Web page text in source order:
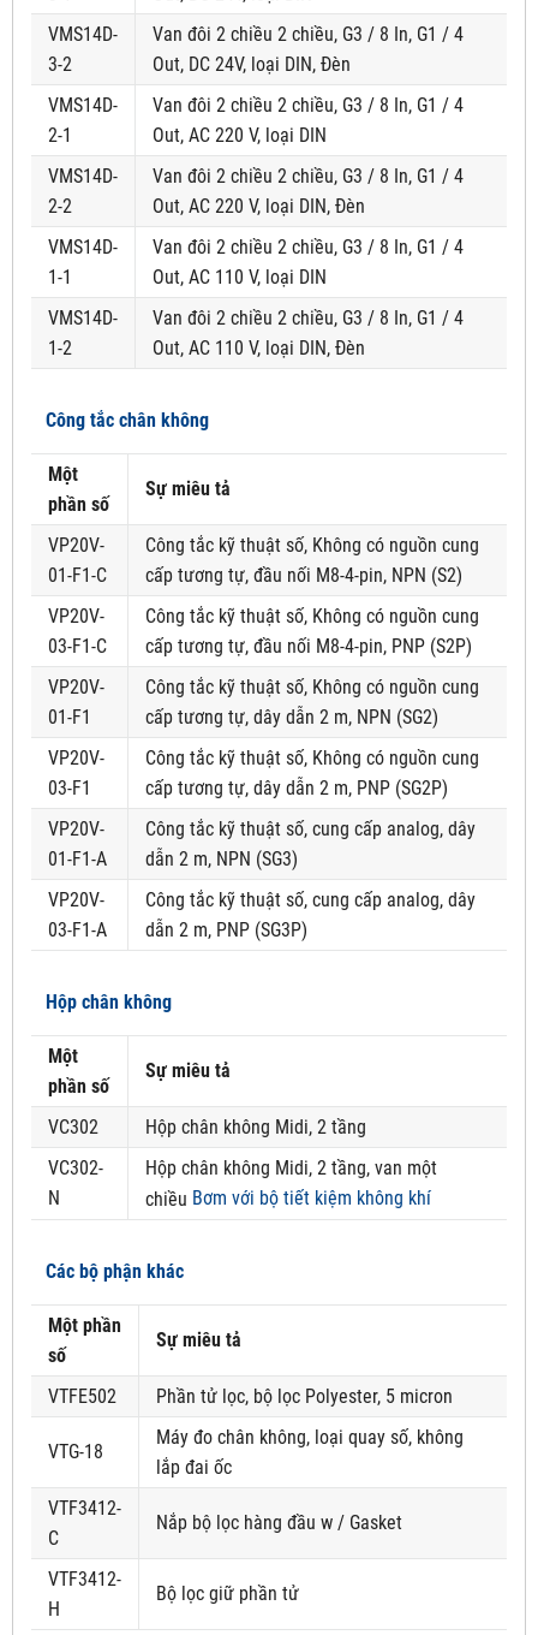
VMS14D-
3-2
Van đôi 2 chiều 2 chiều, G3 / 8 In, G1 / 4
Out, DC 24V, loại DIN, Đèn
VMS14D-
2-1
Van đôi 2 chiều 2 chiều, G3 / 8 In, G1 / 4
Out, AC 220 V, loại DIN
VMS14D-
2-2
Van đôi 2 chiều 2 chiều, G3 / 8 In, G1 / 4
Out, AC 220 V, loại DIN, Đèn
VMS14D-
1-1
Van đôi 2 chiều 2 chiều, G3 / 8 In, G1 / 4
Out, AC 110 V, loại DIN
VMS14D-
1-2
Van đôi 2 chiều 2 chiều, G3 / 8 In, G1 / 4
Out, AC 110 V, loại DIN, Đèn
Công tắc chân không
Một
phần số
Sự miêu tả
VP20V-
01-F1-C
Công tắc kỹ thuật số, Không có nguồn cung
cấp tương tự, đầu nối M8-4-pin, NPN (S2)
VP20V-
03-F1-C
Công tắc kỹ thuật số, Không có nguồn cung
cấp tương tự, đầu nối M8-4-pin, PNP (S2P)
VP20V-
01-F1
Công tắc kỹ thuật số, Không có nguồn cung
cấp tương tự, dây dẫn 2 m, NPN (SG2)
VP20V-
03-F1
Công tắc kỹ thuật số, Không có nguồn cung
cấp tương tự, dây dẫn 2 m, PNP (SG2P)
VP20V-
01-F1-A
Công tắc kỹ thuật số, cung cấp analog, dây
dẫn 2 m, NPN (SG3)
VP20V-
03-F1-A
Công tắc kỹ thuật số, cung cấp analog, dây
dẫn 2 m, PNP (SG3P)
Hộp chân không
Một
phần số
Sự miêu tả
VC302
Hộp chân không Midi, 2 tầng
VC302-
N
Hộp chân không Midi, 2 tầng, van một
chiều Bơm với bộ tiết kiệm không khí
Các bộ phận khác
Một phần
số
Sự miêu tả
VTFE502 Phần tử lọc, bộ lọc Polyester, 5 micron
VTG-18
Máy đo chân không, loại quay số, không
lắp đai ốc
VTF3412-
C
Nắp bộ lọc hàng đầu w / Gasket
VTF3412-
H
Bộ lọc giữ phần tử